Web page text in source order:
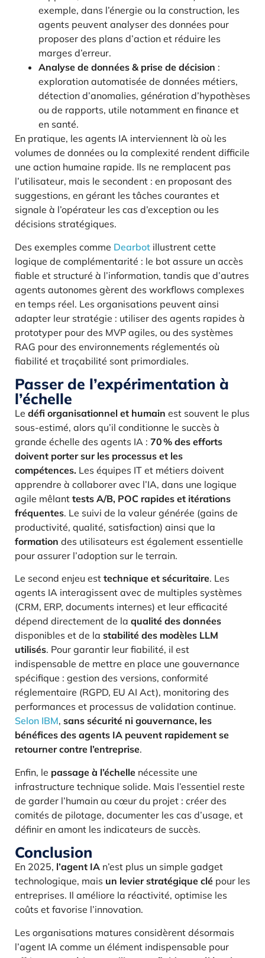
exemple, dans l’énergie ou la construction, les
agents peuvent analyser des données pour
proposer des plans d’action et réduire les
marges d’erreur.
Analyse de données & prise de décision :
exploration automatisée de données métiers,
détection d’anomalies, génération d’hypothèses
ou de rapports, utile notamment en finance et
en santé.
En pratique, les agents IA interviennent là où les
volumes de données ou la complexité rendent difficile
une action humaine rapide. Ils ne remplacent pas
l’utilisateur, mais le secondent : en proposant des
suggestions, en gérant les tâches courantes et
signale à l’opérateur les cas d’exception ou les
décisions stratégiques.
Des exemples comme Dearbot illustrent cette
logique de complémentarité : le bot assure un accès
fiable et structuré à l’information, tandis que d’autres
agents autonomes gèrent des workflows complexes
en temps réel. Les organisations peuvent ainsi
adapter leur stratégie : utiliser des agents rapides à
prototyper pour des MVP agiles, ou des systèmes
RAG pour des environnements réglementés où
fiabilité et traçabilité sont primordiales.
Passer de l’expérimentation à
l’échelle
Le défi organisationnel et humain est souvent le plus
sous-estimé, alors qu’il conditionne le succès à
grande échelle des agents IA : 70 % des efforts
doivent porter sur les processus et les
compétences. Les équipes IT et métiers doivent
apprendre à collaborer avec l’IA, dans une logique
agile mêlant tests A/B, POC rapides et itérations
fréquentes. Le suivi de la valeur générée (gains de
productivité, qualité, satisfaction) ainsi que la
formation des utilisateurs est également essentielle
pour assurer l’adoption sur le terrain.
Le second enjeu est technique et sécuritaire. Les
agents IA interagissent avec de multiples systèmes
(CRM, ERP, documents internes) et leur efficacité
dépend directement de la qualité des données
disponibles et de la stabilité des modèles LLM
utilisés. Pour garantir leur fiabilité, il est
indispensable de mettre en place une gouvernance
spécifique : gestion des versions, conformité
réglementaire (RGPD, EU AI Act), monitoring des
performances et processus de validation continue.
Selon IBM, sans sécurité ni gouvernance, les
bénéfices des agents IA peuvent rapidement se
retourner contre l’entreprise.
Enfin, le passage à l’échelle nécessite une
infrastructure technique solide. Mais l’essentiel reste
de garder l’humain au cœur du projet : créer des
comités de pilotage, documenter les cas d’usage, et
définir en amont les indicateurs de succès.
Conclusion
En 2025, l’agent IA n’est plus un simple gadget
technologique, mais un levier stratégique clé pour les
entreprises. Il améliore la réactivité, optimise les
coûts et favorise l’innovation.
Les organisations matures considèrent désormais
l’agent IA comme un élément indispensable pour